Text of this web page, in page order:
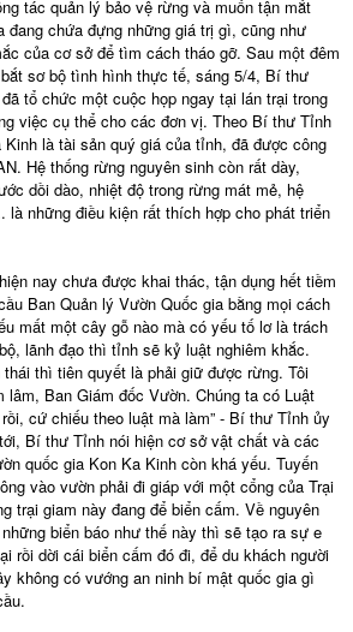
tác quản lý bảo vệ rừng và muốn tận mắt
đang chứa đựng những giá trị gì, cũng như
của cơ sở để tìm cách tháo gỡ. Sau một đêm
sơ bộ tình hình thực tế, sáng 5/4, Bí thư
tổ chức một cuộc họp ngay tại lán trại trong
việc cụ thể cho các đơn vị. Theo Bí thư Tỉnh
là tài sản quý giá của tỉnh, đã được công
Hệ thống rừng nguyên sinh còn rất dày,
dồi dào, nhiệt độ trong rừng mát mẻ, hệ
là những điều kiện rất thích hợp cho phát triển
nay chưa được khai thác, tận dụng hết tiềm
Ban Quản lý Vườn Quốc gia bằng mọi cách
mất một cây gỗ nào mà có yếu tố lơ là trách
lãnh đạo thì tỉnh sẽ kỷ luật nghiêm khắc.
thái thì tiên quyết là phải giữ được rừng. Tôi
lâm, Ban Giám đốc Vườn. Chúng ta có Luật
cứ chiếu theo luật mà làm” - Bí thư Tỉnh ủy
Bí thư Tỉnh nói hiện cơ sở vật chất và các
quốc gia Kon Ka Kinh còn khá yếu. Tuyến
vào vườn phải đi giáp với một cổng của Trại
trại giam này đang để biển cấm. Về nguyên
biển báo như thế này thì sẽ tạo ra sự e
rồi dời cái biển cấm đó đi, để du khách người
không có vướng an ninh bí mật quốc gia gì